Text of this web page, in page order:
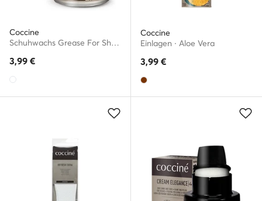
Coccine
Schuhwachs Grease For Shoes 55/29/50/01/A/v4
3,99 €
Coccine
Einlagen · Aloe Vera
3,99 €